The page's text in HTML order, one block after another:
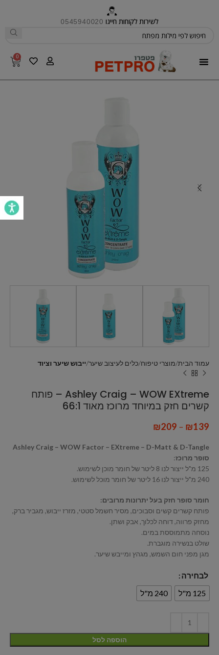
לשירות לקוחות חייגו 0545940020
0
עמוד הבית מוצרי טיפוח כלים לעיצוב שיער ייבוש שיער וציוד
Ashley Craig – WOW EXtreme – פותח
קשרים חזק במיוחד מרוכז מאוד 66:1
₪139
–
₪209
Ashley Craig – WOW Factor – EXtreme – D-Matt & D-Tangle
סופר מרוכז:
125 מ"ל ייצור לנו 8 ליטר של חומר מוכן לשימוש.
240 מ"ל ייצור לנו 16 ליטר של חומר מוכל לשימוש.
חומר סופר חזק בעל יתרונות מרובים:
פותח קשרים קשים וסבוכים, מסיר חשמל סטטי, מזרז ייבוש, מגביר ברק,
מחזק פרווה, דוחה לכלוך, אבק ושתן.
נוסחה מתמוססת במים.
שולט בנשירה מוגברת.
מגן מפני חום השמש, מגהץ ומייבש שיער.
לבחירה
125 מ"ל
240 מ"ל
הוספה לסל